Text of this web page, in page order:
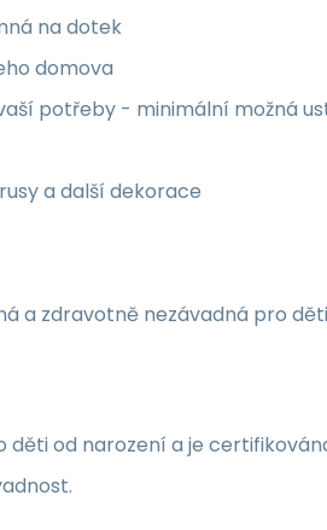
na dotek
domova
potřeby - minimální možná
a další dekorace
a zdravotně nezávadná pro
děti od narození a je